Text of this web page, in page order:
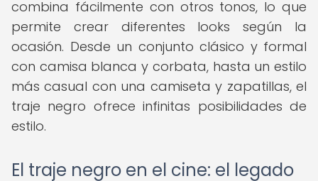
combina fácilmente con otros tonos, lo que
permite crear diferentes looks según la
ocasión. Desde un conjunto clásico y formal
con camisa blanca y corbata, hasta un estilo
más casual con una camiseta y zapatillas, el
traje negro ofrece infinitas posibilidades de
estilo.
El traje negro en el cine: el legado